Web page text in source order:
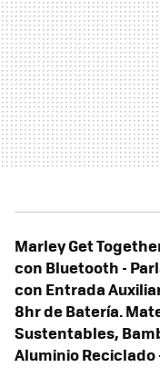
Marley Get
con Bluetooth -
con Entrada
8hr de Batería.
Sustentables,
Aluminio Reciclado